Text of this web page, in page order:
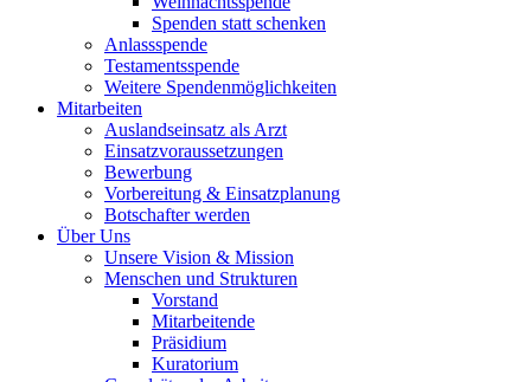
Spenden statt schenken
Anlassspende
Testamentsspende
Weitere Spenden­möglichkeiten
Mitarbeiten
Auslandseinsatz als Arzt
Einsatzvoraussetzungen
Bewerbung
Vorbereitung & Einsatzplanung
Botschafter werden
Über Uns
Unsere Vision & Mission
Menschen und Strukturen
Vorstand
Mitarbeitende
Präsidium
Kuratorium